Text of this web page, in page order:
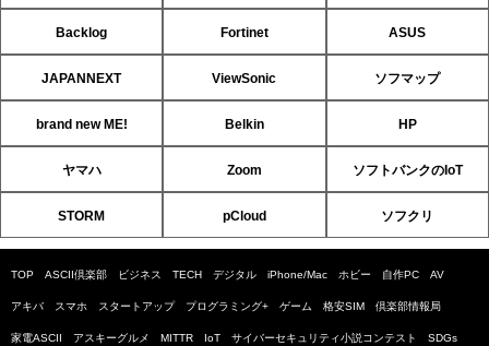
Backlog Fortinet ASUS
JAPANNEXT ViewSonic ソフマップ
brand new ME! Belkin HP
ヤマハ Zoom ソフトバンクのIoT
STORM pCloud ソフクリ
TOP ASCII倶楽部 ビジネス TECH デジタル iPhone/Mac ホビー 自作PC AV
アキバ スマホ スタートアップ プログラミング+ ゲーム 格安SIM 倶楽部情報局
家電ASCII アスキーグルメ MITTR IoT サイバーセキュリティ小説コンテスト SDGs